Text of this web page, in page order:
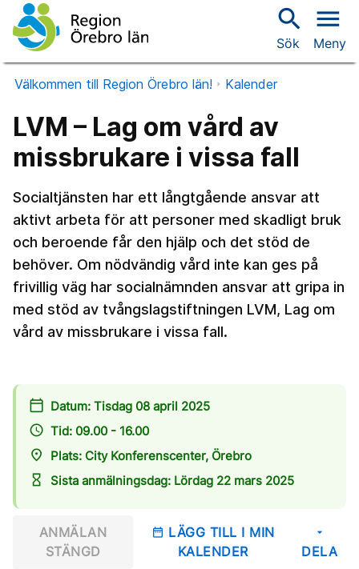
search
Sök
menu
Meny
Välkommen till Region Örebro län! Kalender
LVM – Lag om vård av
missbrukare i vissa fall
Socialtjänsten har ett långtgående ansvar att
aktivt arbeta för att personer med skadligt bruk
och beroende får den hjälp och det stöd de
behöver. Om nödvändig vård inte kan ges på
frivillig väg har socialnämnden ansvar att gripa in
med stöd av tvångslagstiftningen LVM, Lag om
vård av missbrukare i vissa fall.
calendar_today Datum: Tisdag 08 april 2025
access_time Tid: 09.00 - 16.00
place
Plats: City Konferenscenter, Örebro
hourglass_empty
Sista anmälningsdag: Lördag 22 mars 2025
ANMÄLAN
STÄNGD
date_range LÄGG TILL I MIN
KALENDER
arrow_drop_down
DELA